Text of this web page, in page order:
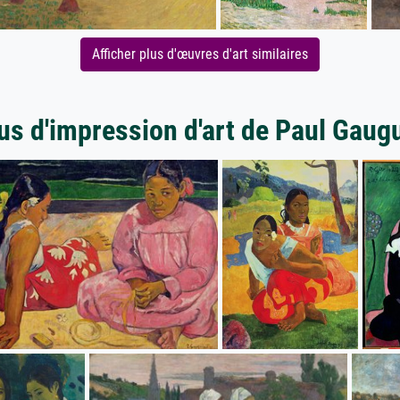
Afficher plus d'œuvres d'art similaires
d'impression d'art de Paul